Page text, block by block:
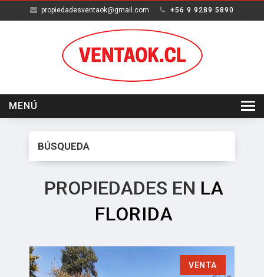
propiedadesventaok@gmail.com +56 9 9289 5890
MENÚ
CONTACTO
ENVÍENOS SU PROPIEDAD
BÚSQUEDA
PROPIEDADES EN LA
FLORIDA
VENTA